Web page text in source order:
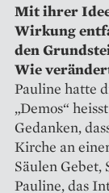
Mit ihrer
Wirkung
den
Wie
Pauline hatte
„Demos“
Gedanken,
Kirche an
Säulen Gebet,
Pauline, das